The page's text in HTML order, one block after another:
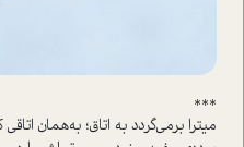
***
میترا برمی‌گردد به اتاق؛ به‌همان